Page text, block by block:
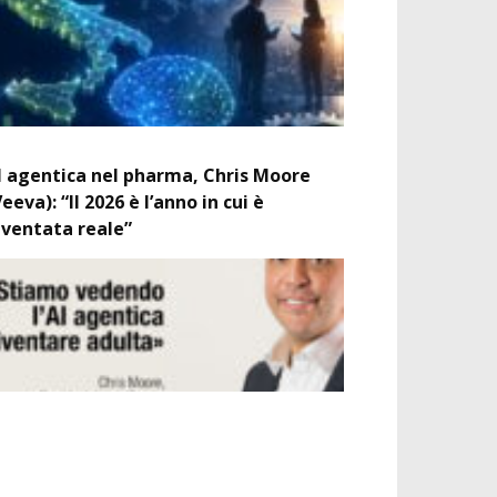
agentica nel pharma, Chris Moore
“Il 2026 è l’anno in cui è
reale”